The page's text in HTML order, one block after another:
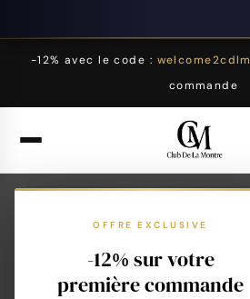
-12% avec le code : welcome2cdlm
commande
OFFRE EXCLUSIVE
-12% sur votre
première commande